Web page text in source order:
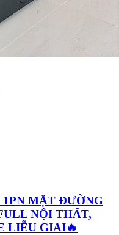
1PN MẶT ĐƯỜNG
NỘI THẤT,
LIỄU GIAI🔥